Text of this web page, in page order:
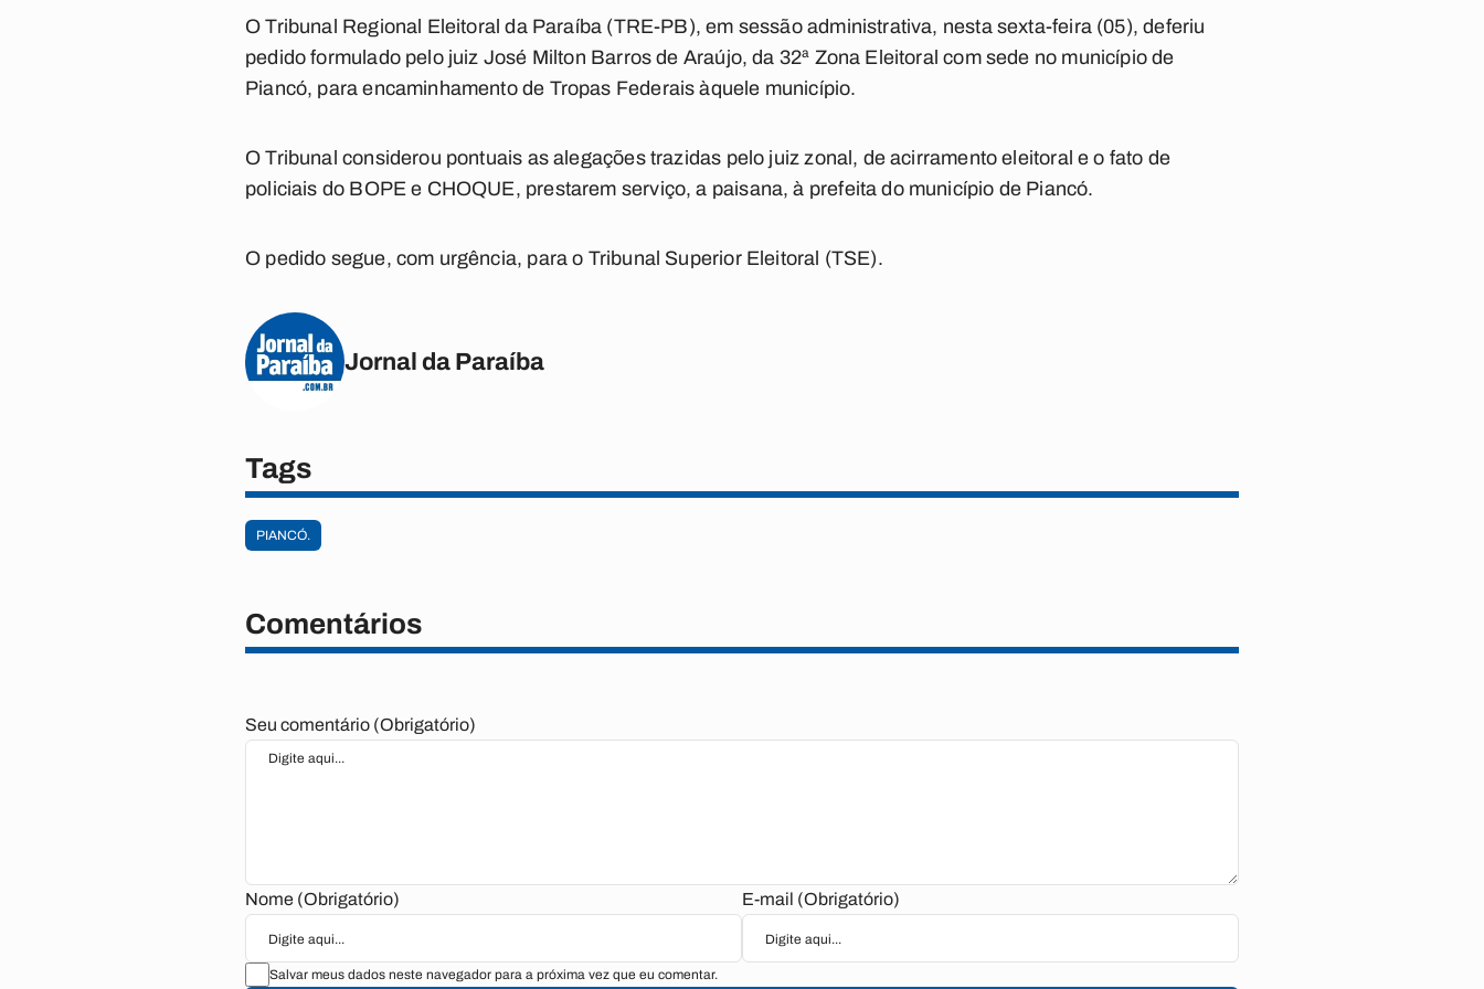
O Tribunal Regional Eleitoral da Paraíba (TRE-PB), em sessão administrativa, nesta sexta-feira (05), deferiu
pedido formulado pelo juiz José Milton Barros de Araújo, da 32ª Zona Eleitoral com sede no município de
Piancó, para encaminhamento de Tropas Federais àquele município.
O Tribunal considerou pontuais as alegações trazidas pelo juiz zonal, de acirramento eleitoral e o fato de
policiais do BOPE e CHOQUE, prestarem serviço, a paisana, à prefeita do município de Piancó.
O pedido segue, com urgência, para o Tribunal Superior Eleitoral (TSE).
Jornal da Paraíba
Tags
PIANCÓ.
Comentários
Seu comentário (Obrigatório)
Nome (Obrigatório) E-mail (Obrigatório)
Salvar meus dados neste navegador para a próxima vez que eu comentar.